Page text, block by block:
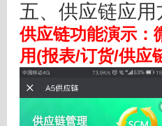
五、供应链应用
供应链功能演示 ：
用(报表/订货/供应